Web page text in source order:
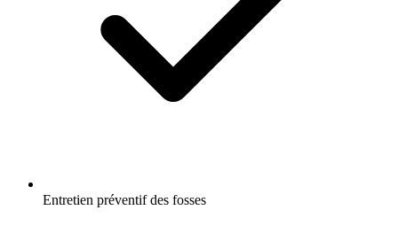
Entretien préventif des fosses